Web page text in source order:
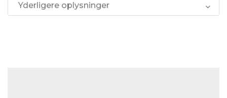
Yderligere oplysninger